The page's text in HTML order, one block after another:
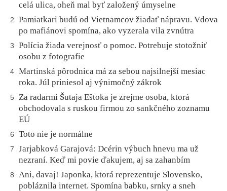
celá ulica, oheň mal byť založený úmyselne
2
Pamiatkari budú od Vietnamcov žiadať nápravu. Vdova
po mafiánovi spomína, ako vyzerala vila zvnútra
3
Polícia žiada verejnosť o pomoc. Potrebuje stotožniť
osobu z fotografie
4 Martinská pôrodnica má za sebou najsilnejší mesiac
roka. Júl priniesol aj výnimočný zákrok
5
Za radarmi Šutaja Eštoka je zrejme osoba, ktorá
obchodovala s ruskou firmou zo sankčného zoznamu
EÚ
6 Toto nie je normálne
7
Jarjabková Garajová: Dcérin výbuch hnevu ma už
nezraní. Keď mi povie ďakujem, aj sa zahanbím
8
Ani, davaj! Japonka, ktorá reprezentuje Slovensko,
pobláznila internet. Spomína babku, srnky a sneh